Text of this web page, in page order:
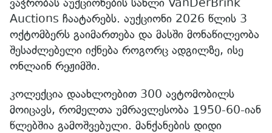
Auctions ჩაატარებს. აუქციონი 2026 წლის 3
ოქტომბერს გაიმართება და მასში მონაწილეობა
შესაძლებელი იქნება როგორც ადგილზე, ისე
ონლაინ რეჟიმში.
კოლექცია დაახლოებით 300 ავტომობილს
მოიცავს, რომელთა უმრავლესობა 1950-60-იან
წლებშია გამოშვებული. მანქანების დიდი